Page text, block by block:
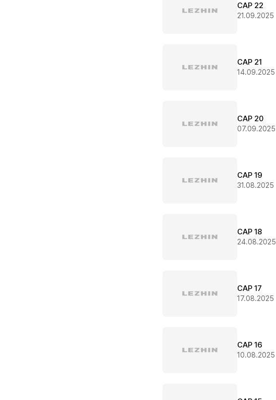
CAP 22
21.09.2025
CAP 21
14.09.2025
CAP 20
07.09.2025
CAP 19
31.08.2025
CAP 18
24.08.2025
CAP 17
17.08.2025
CAP 16
10.08.2025